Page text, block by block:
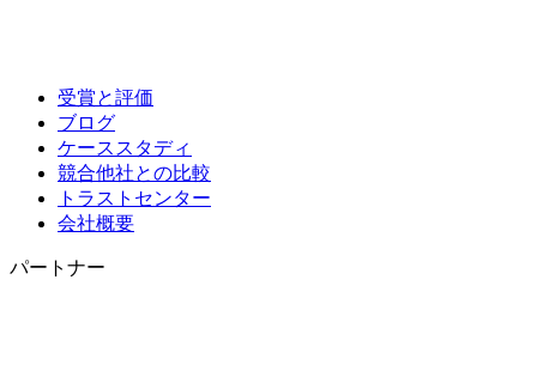
受賞と評価
ブログ
ケーススタディ
競合他社との比較
トラストセンター
会社概要
パートナー